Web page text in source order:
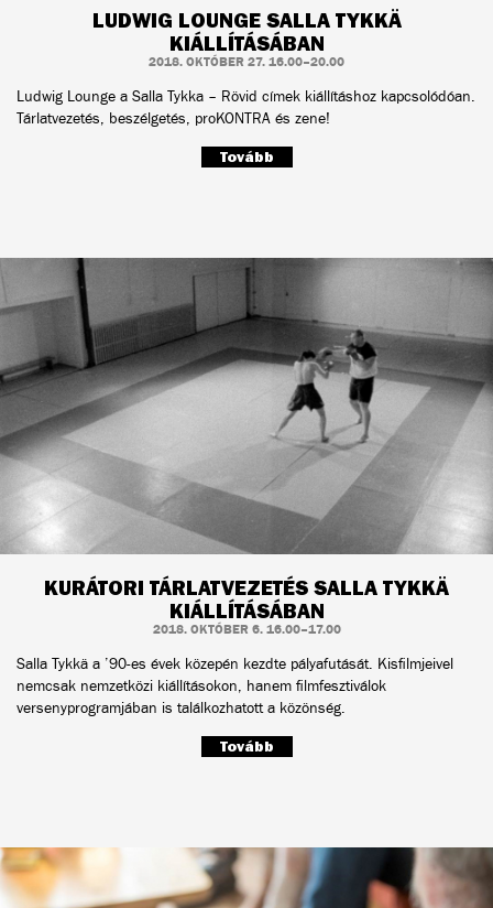
LUDWIG LOUNGE SALLA TYKKÄ
KIÁLLÍTÁSÁBAN
2018. OKTÓBER 27. 16.00–20.00
Ludwig Lounge a Salla Tykka – Rövid címek kiállításhoz kapcsolódóan.
Tárlatvezetés, beszélgetés, proKONTRA és zene!
Tovább
KURÁTORI TÁRLATVEZETÉS SALLA TYKKÄ
KIÁLLÍTÁSÁBAN
2018. OKTÓBER 6. 16.00–17.00
Salla Tykkä a ’90-es évek közepén kezdte pályafutását. Kisfilmjeivel
nemcsak nemzetközi kiállításokon, hanem filmfesztiválok
versenyprogramjában is találkozhatott a közönség.
Tovább